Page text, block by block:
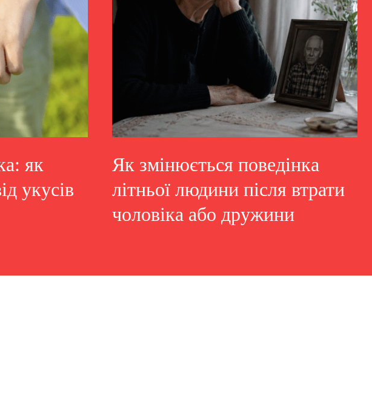
як
укусів
Як змінюється поведінка
літньої людини після втрати
чоловіка або дружини